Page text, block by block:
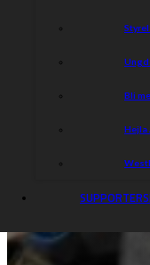
Bli
Hejla